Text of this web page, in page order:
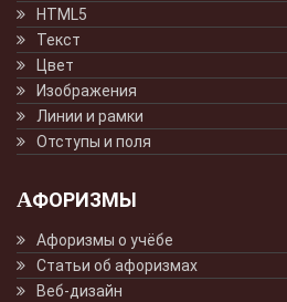
HTML5
Текст
Цвет
Изображения
Линии и рамки
Отступы и поля
АФОРИЗМЫ
Афоризмы о учёбе
Статьи об афоризмах
Веб-дизайн